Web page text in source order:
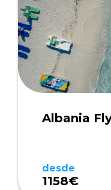
Albania
desde
1158€